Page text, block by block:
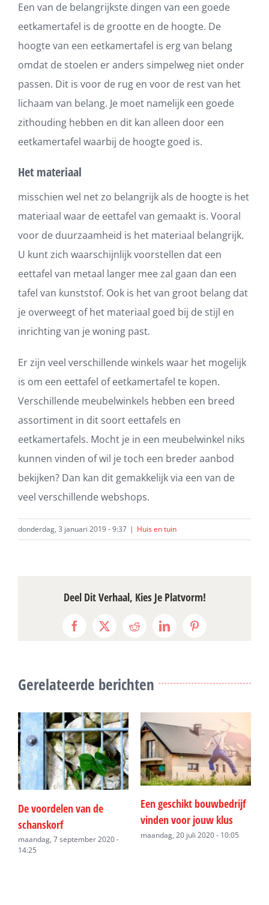
Een van de belangrijkste dingen van een goede
eetkamertafel is de grootte en de hoogte. De
hoogte van een eetkamertafel is erg van belang
omdat de stoelen er anders simpelweg niet onder
passen. Dit is voor de rug en voor de rest van het
lichaam van belang. Je moet namelijk een goede
zithouding hebben en dit kan alleen door een
eetkamertafel waarbij de hoogte goed is.
Het materiaal
misschien wel net zo belangrijk als de hoogte is het
materiaal waar de eettafel van gemaakt is. Vooral
voor de duurzaamheid is het materiaal belangrijk.
U kunt zich waarschijnlijk voorstellen dat een
eettafel van metaal langer mee zal gaan dan een
tafel van kunststof. Ook is het van groot belang dat
je overweegt of het materiaal goed bij de stijl en
inrichting van je woning past.
Er zijn veel verschillende winkels waar het mogelijk
is om een eettafel of eetkamertafel te kopen.
Verschillende meubelwinkels hebben een breed
assortiment in dit soort eettafels en
eetkamertafels. Mocht je in een meubelwinkel niks
kunnen vinden of wil je toch een breder aanbod
bekijken? Dan kan dit gemakkelijk via een van de
veel verschillende webshops.
donderdag, 3 januari 2019 - 9:37 | Huis en tuin
Deel Dit Verhaal, Kies Je Platvorm!
Facebook
X RedditLinkedInPinterest
Gerelateerde berichten
De voordelen van de
schanskorf
maandag, 7 september 2020 -
14:25
Een geschikt bouwbedrijf
vinden voor jouw klus
maandag, 20 juli 2020 - 10:05